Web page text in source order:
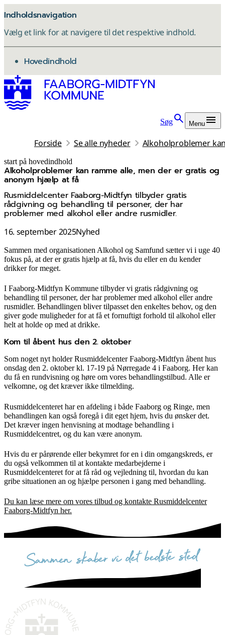
Indholdsnavigation
Vælg et link for at navigere til det respektive indhold.
gå til
Hovedindhold
Søg Menu
Forside Se alle nyheder Alkoholproblemer
start på hovedindhold
Alkoholproblemer kan ramme alle, men der er gratis og
anonym hjælp at få
Rusmiddelcenter Faaborg-Midtfyn tilbyder gratis
rådgivning og behandling til personer, der har
problemer med alkohol eller andre rusmidler.
16. september 2025Nyhed
senest opdateret 6. januar 2026
Sammen med organisationen Alkohol og Samfund sætter vi i uge 40
fokus på, at der er gratis hjælp at få, hvis du eller en du kender
drikker for meget.
I Faaborg-Midtfyn Kommune tilbyder vi gratis rådgivning og
behandling til personer, der har problemer med alkohol eller andre
rusmidler. Behandlingen bliver tilpasset den enkeltes behov, og den
giver gode muligheder for at få et fornuftigt forhold til alkohol eller
helt at holde op med at drikke.
Kom til åbent hus den 2. oktober
Som noget nyt holder Rusmiddelcenter Faaborg-Midtfyn åbent hus
onsdag den 2. oktober kl. 17-19 på Nørregade 4 i Faaborg. Her kan
du få en rundvisning og høre om vores behandlingstilbud. Alle er
velkomne, og det kræver ikke tilmelding.
Rusmiddelcenteret har en afdeling i både Faaborg og Ringe, men
behandlingen kan også foregå i dit eget hjem, hvis du ønsker det.
Det kræver ingen henvisning at modtage behandling i
Rusmiddelcentret, og du kan være anonym.
Hvis du er pårørende eller bekymret for en i din omgangskreds, er
du også velkommen til at kontakte medarbejderne i
Rusmiddelcenteret for at få råd og vejledning til, hvordan du kan
gribe situationen an og hjælpe personen i gang med behandling.
Du kan læse mere om vores tilbud og kontakte Rusmiddelcenter
Faaborg-Midtfyn her.
sammen skaber vi det bedste sted